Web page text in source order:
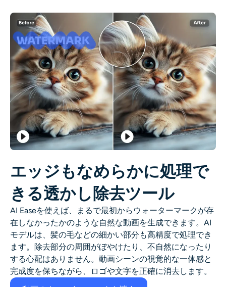
エッジもなめらかに処理で
きる透かし除去ツール
AI Easeを使えば、まるで最初からウォーターマークが存
在しなかったかのような自然な動画を生成できます。AI
モデルは、髪の毛などの細かい部分も高精度で処理でき
ます。除去部分の周囲がぼやけたり、不自然になったり
する心配はありません。動画シーンの視覚的な一体感と
完成度を保ちながら、ロゴや文字を正確に消去します。